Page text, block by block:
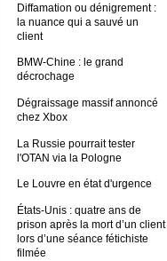
Diffamation ou dénigrement :
la nuance qui a sauvé un
client
BMW-Chine : le grand
décrochage
Dégraissage massif annoncé
chez Xbox
La Russie pourrait tester
l'OTAN via la Pologne
Le Louvre en état d'urgence
États-Unis : quatre ans de
prison après la mort d’un client
lors d’une séance fétichiste
filmée